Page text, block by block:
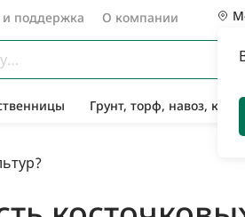
и поддержка О компании
Грунт, торф, навоз,